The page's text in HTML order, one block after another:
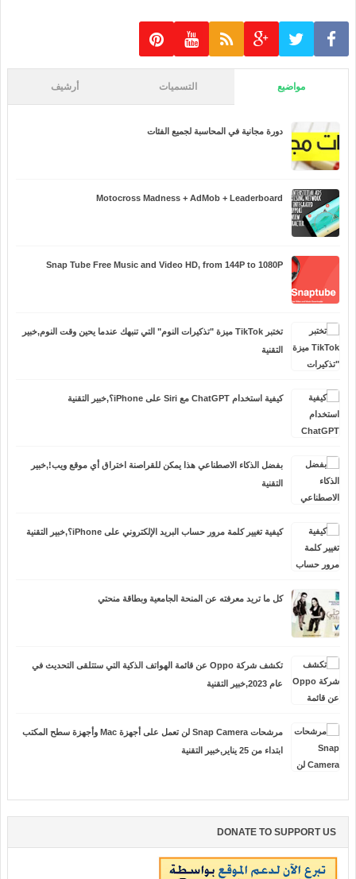
مواضيع التسميات أرشيف
دورة مجانية في المحاسبة لجميع الفئات
Motocross Madness + AdMob + Leaderboard
Snap Tube Free Music and Video HD, from 144P to 1080P
تختبر TikTok ميزة "تذكيرات النوم" التي تنبهك عندما يحين وقت النوم,خبير
التقنية
كيفية استخدام ChatGPT مع Siri على iPhone؟,خبير التقنية
بفضل الذكاء الاصطناعي هذا يمكن للقراصنة اختراق أي موقع ويب!,خبير
التقنية
كيفية تغيير كلمة مرور حساب البريد الإلكتروني على iPhone؟,خبير التقنية
كل ما تريد معرفته عن المنحة الجامعية وبطاقة منحتي
تكشف شركة Oppo عن قائمة الهواتف الذكية التي ستتلقى التحديث في
عام 2023,خبير التقنية
مرشحات Snap Camera لن تعمل على أجهزة Mac وأجهزة سطح المكتب
ابتداء من 25 يناير,خبير التقنية
DONATE TO SUPPORT US